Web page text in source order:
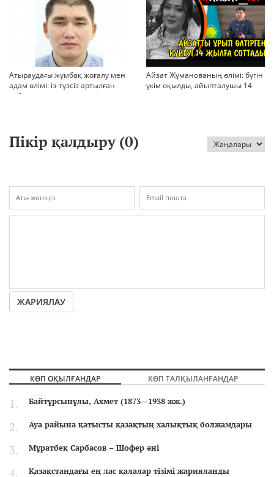
Атыраудағы жұмбақ жоғалу мен
адам өлімі: із-түзсіз артылған
отбасы, полиция тергеуі және
Айзат Жұманованың өлімі: бүгін
үкім оқылды, айыпталушы 14
Пікір қалдыру (0)
ЖАРИЯЛАУ
КӨП ОҚЫЛҒАНДАР КӨП ТАЛҚЫЛАНҒАНДАР
Байтұрсынұлы, Ахмет (1873—1938 жж.)
Ауа райына қатысты қазақтың халықтық болжамдары
Мұратбек Сарбасов – Шофер әні
Қазақстандағы ең лас қалалар тізімі жарияланды